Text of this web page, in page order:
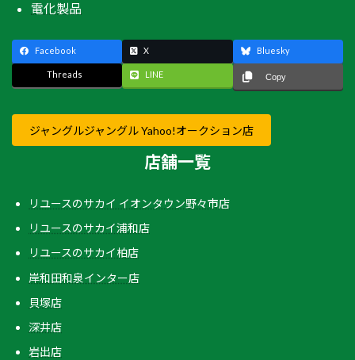
電化製品
Facebook X Bluesky
Threads LINE Copy
ジャングルジャングル Yahoo!オークション店
店舗一覧
リユースのサカイ イオンタウン野々市店
リユースのサカイ浦和店
リユースのサカイ柏店
岸和田和泉インター店
貝塚店
深井店
岩出店